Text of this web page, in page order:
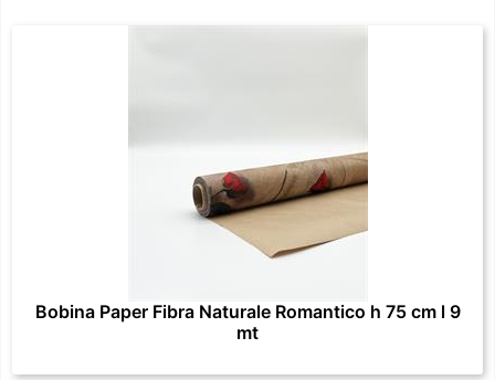
Bobina Paper Fibra Naturale Romantico h 75 cm l 9
mt